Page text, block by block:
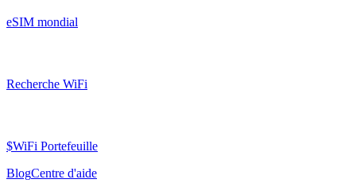
eSIM mondial
Recherche WiFi
$WiFi Portefeuille
BlogCentre d'aide